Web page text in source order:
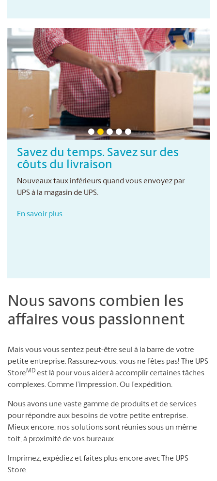
Savez du temps. Savez sur des
côuts du livraison
Nouveaux taux inférieurs quand vous envoyez par
UPS à la magasin de UPS.
En savoir plus
Nous savons combien les
affaires vous passionnent
Mais vous vous sentez peut-être seul à la barre de votre
petite entreprise. Rassurez-vous, vous ne l’êtes pas! The UPS
StoreMD est là pour vous aider à accomplir certaines tâches
complexes. Comme l’impression. Ou l’expédition.
Nous avons une vaste gamme de produits et de services
pour répondre aux besoins de votre petite entreprise.
Mieux encore, nos solutions sont réunies sous un même
toit, à proximité de vos bureaux.
Imprimez, expédiez et faites plus encore avec The UPS
Store.